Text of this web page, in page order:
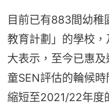
目前已有883間幼稚
教育計劃」的學校
大表示，至今已惠
童SEN評估的輪候
縮短至2021/22年